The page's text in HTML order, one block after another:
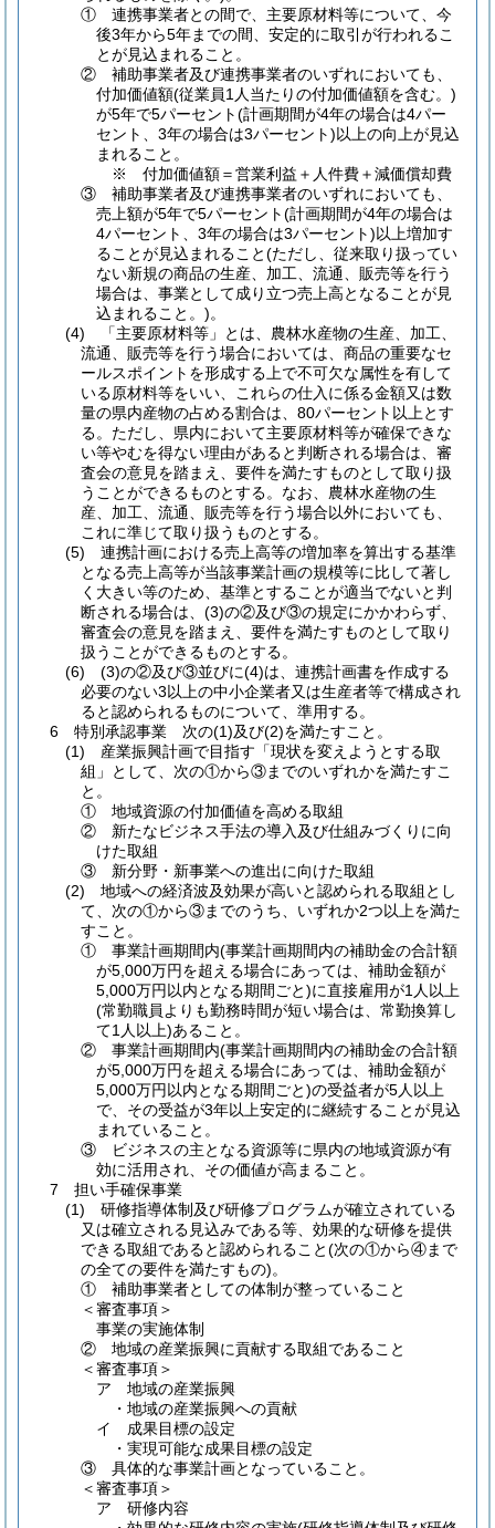
① 連携事業者との間で、主要原材料等について、今
後3年から5年までの間、安定的に取引が行われるこ
とが見込まれること。
② 補助事業者及び連携事業者のいずれにおいても、
付加価値額(従業員1人当たりの付加価値額を含む。)
が5年で5パーセント(計画期間が4年の場合は4パー
セント、3年の場合は3パーセント)以上の向上が見込
まれること。
※ 付加価値額＝営業利益＋人件費＋減価償却費
③ 補助事業者及び連携事業者のいずれにおいても、
売上額が5年で5パーセント(計画期間が4年の場合は
4パーセント、3年の場合は3パーセント)以上増加す
ることが見込まれること(ただし、従来取り扱ってい
ない新規の商品の生産、加工、流通、販売等を行う
場合は、事業として成り立つ売上高となることが見
込まれること。)。
(4) 「主要原材料等」とは、農林水産物の生産、加工、
流通、販売等を行う場合においては、商品の重要なセ
ールスポイントを形成する上で不可欠な属性を有して
いる原材料等をいい、これらの仕入に係る金額又は数
量の県内産物の占める割合は、80パーセント以上とす
る。ただし、県内において主要原材料等が確保できな
い等やむを得ない理由があると判断される場合は、審
査会の意見を踏まえ、要件を満たすものとして取り扱
うことができるものとする。なお、農林水産物の生
産、加工、流通、販売等を行う場合以外においても、
これに準じて取り扱うものとする。
(5) 連携計画における売上高等の増加率を算出する基準
となる売上高等が当該事業計画の規模等に比して著し
く大きい等のため、基準とすることが適当でないと判
断される場合は、(3)の②及び③の規定にかかわらず、
審査会の意見を踏まえ、要件を満たすものとして取り
扱うことができるものとする。
(6) (3)の②及び③並びに(4)は、連携計画書を作成する
必要のない3以上の中小企業者又は生産者等で構成され
ると認められるものについて、準用する。
6 特別承認事業 次の(1)及び(2)を満たすこと。
(1) 産業振興計画で目指す「現状を変えようとする取
組」として、次の①から③までのいずれかを満たすこ
と。
① 地域資源の付加価値を高める取組
② 新たなビジネス手法の導入及び仕組みづくりに向
けた取組
③ 新分野・新事業への進出に向けた取組
(2) 地域への経済波及効果が高いと認められる取組とし
て、次の①から③までのうち、いずれか2つ以上を満た
すこと。
① 事業計画期間内(事業計画期間内の補助金の合計額
が5,000万円を超える場合にあっては、補助金額が
5,000万円以内となる期間ごと)に直接雇用が1人以上
(常勤職員よりも勤務時間が短い場合は、常勤換算し
て1人以上)あること。
② 事業計画期間内(事業計画期間内の補助金の合計額
が5,000万円を超える場合にあっては、補助金額が
5,000万円以内となる期間ごと)の受益者が5人以上
で、その受益が3年以上安定的に継続することが見込
まれていること。
③ ビジネスの主となる資源等に県内の地域資源が有
効に活用され、その価値が高まること。
7 担い手確保事業
(1) 研修指導体制及び研修プログラムが確立されている
又は確立される見込みである等、効果的な研修を提供
できる取組であると認められること(次の①から④まで
の全ての要件を満たすもの)。
① 補助事業者としての体制が整っていること
＜審査事項＞
事業の実施体制
② 地域の産業振興に貢献する取組であること
＜審査事項＞
ア 地域の産業振興
・地域の産業振興への貢献
イ 成果目標の設定
・実現可能な成果目標の設定
③ 具体的な事業計画となっていること。
＜審査事項＞
ア 研修内容